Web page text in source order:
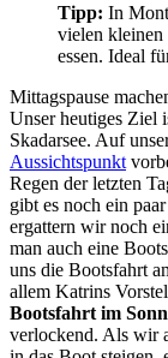
Tipp: In
vielen kleinen
essen. Ideal
Mittagspause
Unser heutiges Ziel
Skadarsee. Auf
Aussichtspunkt
Regen der letzten
gibt es noch ein
ergattern wir noch
man auch eine
uns die Bootsfahrt
allem Katrins
Bootsfahrt im
verlockend. Als wir